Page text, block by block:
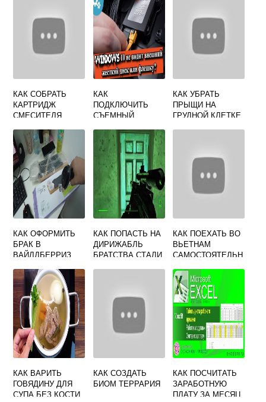
КАК СОБРАТЬ
КАРТРИДЖ
СМЕСИТЕЛЯ
КАК
ПОДКЛЮЧИТЬ
СЪЕМНЫЙ
КОМПЬЮТЕРУ
КАК УБРАТЬ
ПРЫЩИ НА
ГРУДНОЙ КЛЕТКЕ
КАК ОФОРМИТЬ
БРАК В
ВАЙЛДБЕРРИЗ
КАК ПОПАСТЬ НА
ДИРИЖАБЛЬ
БРАТСТВА СТАЛИ
КАК ПОЕХАТЬ ВО
ВЬЕТНАМ
САМОСТОЯТЕЛЬН
КАК ВАРИТЬ
ГОВЯДИНУ ДЛЯ
СУПА БЕЗ КОСТИ
КАК СОЗДАТЬ
БИОМ ТЕРРАРИЯ
КАК ПОСЧИТАТЬ
ЗАРАБОТНУЮ
ПЛАТУ ЗА МЕСЯЦ